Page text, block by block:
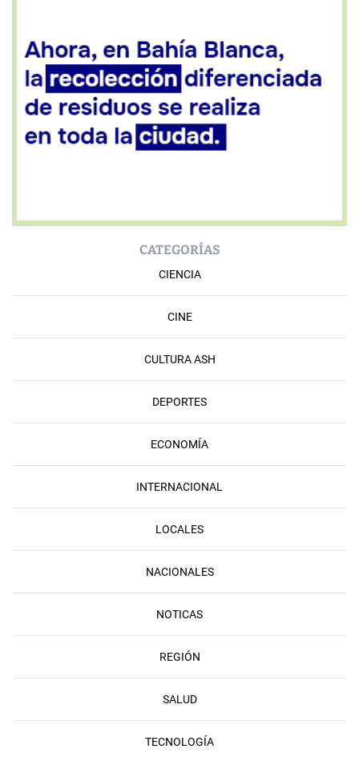
CATEGORÍAS
CIENCIA
CINE
CULTURA ASH
DEPORTES
ECONOMÍA
INTERNACIONAL
LOCALES
NACIONALES
NOTICAS
REGIÓN
SALUD
TECNOLOGÍA